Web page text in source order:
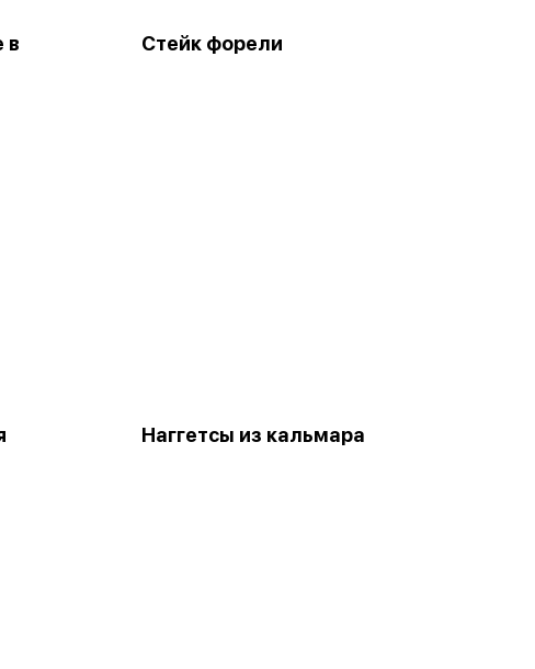
в
Стейк форели
Наггетсы из кальмара